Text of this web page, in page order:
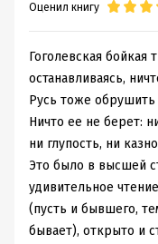
Оценил книгу
Гоголевская бойкая
останавливаясь,
Русь тоже обрушить
Ничто ее не берет:
ни глупость, ни
Это было в высшей
удивительное
(пусть и бывшего,
бывает), открыто и